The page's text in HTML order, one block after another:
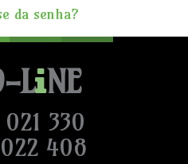
da senha?
L NE
330
408